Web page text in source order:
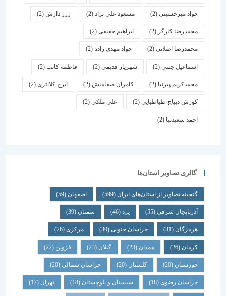
جواد میرحسینی(2) مسعود علی نژاد(2) ژرژ دارش (2)
محمدرضا کارگر(2) ابراهیم حقیقی(2)
محمدرضا اصلانی(2) جواد مهدی زاده(2)
اسماعیل جنتی(2) شهریار قدیمی(2) فاطمه کاتب(2)
محمدکریم پیرنیا (2) کامران صفامنش(2) ایرج کلانتری (2)
کورش دیباج طباطبایی(2) علی ملکی(2)
احمد سعیدنیا (2)
گالری تصاویر استان‌ها
گنجینه تصاویر از استان‌های ایران(599) اصفهان (59)
آذربایجان شرقی(55) یزد سمنان (39)
هرمزگان(31) خراسان جنوبی(30) مرکزی (26)
همدان گیلان قزوین
خوزستان(20) گلستان (20) خراسان شمالی(20)
خراسان رضوی(18) سیستان و بلوچستان(18) تهران